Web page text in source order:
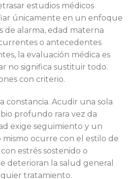
estudios médicos
únicamente en un enfoque
de alarma, edad materna
o antecedentes
la evaluación médica es
no significa sustituir todo.
con criterio.
constancia. Acudir una sola
profundo rara vez da
exige seguimiento y un
mismo ocurre con el estilo de
estrés sostenido o
deterioran la salud general
tratamiento.